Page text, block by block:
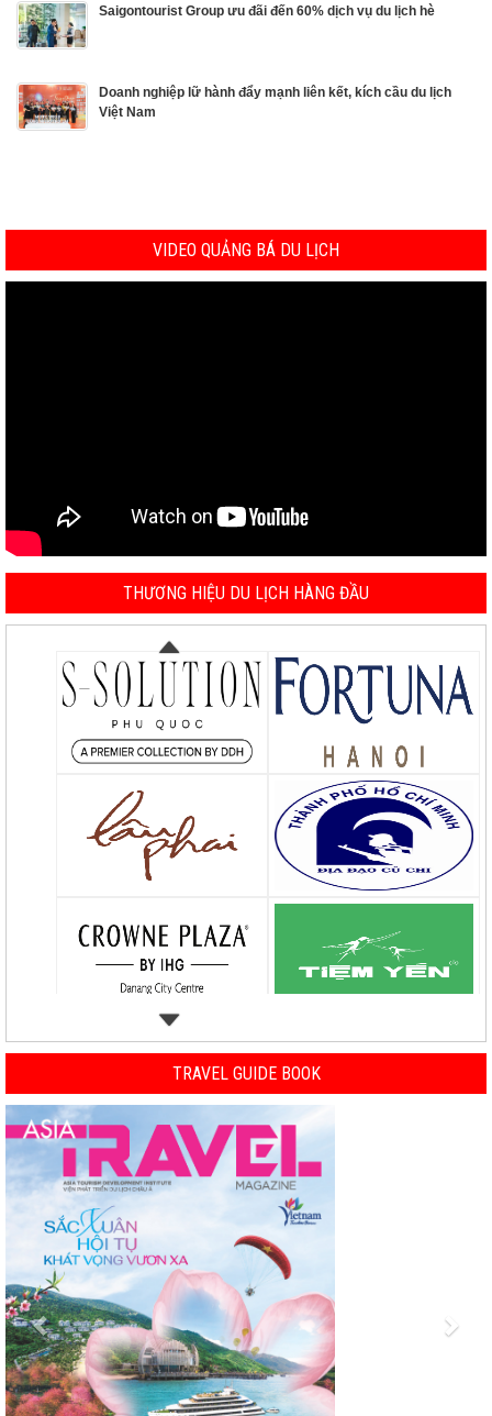
Saigontourist Group ưu đãi đến 60% dịch vụ du lịch hè
Doanh nghiệp lữ hành đẩy mạnh liên kết, kích cầu du lịch
Việt Nam
VIDEO QUẢNG BÁ DU LỊCH
THƯƠNG HIỆU DU LỊCH HÀNG ĐẦU
TRAVEL GUIDE BOOK
Previous